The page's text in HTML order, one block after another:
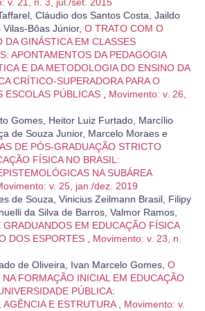
Cláudio dos Santos Costa, Jaildo
Bôas Júnior, O TRATO COM O
DA GINÁSTICA EM CLASSES
APONTAMENTOS DA PEDAGOGIA
E DA METODOLOGIA DO ENSINO DA
CRÍTICO-SUPERADORA PARA O
ESCOLAS PÚBLICAS
Movimento: v. 26,
Gomes, Heitor Luiz Furtado, Marcílio
de Souza Junior, Marcelo Moraes e
DE PÓS-GRADUAÇÃO STRICTO
FÍSICA NO BRASIL:
NA SUBÁREA
v. 25, jan./dez. 2019
de Souza, Vinicius Zeilmann Brasil, Filipy
da Silva de Barros, Valmor Ramos,
GRADUANDOS EM EDUCAÇÃO FÍSICA
DOS ESPORTES
Movimento: v. 23, n.
de Oliveira, Ivan Marcelo Gomes, O
NA FORMAÇÃO INICIAL EM EDUCAÇÃO
PÚBLICA:
AGÊNCIA E ESTRUTURA
Movimento: v.